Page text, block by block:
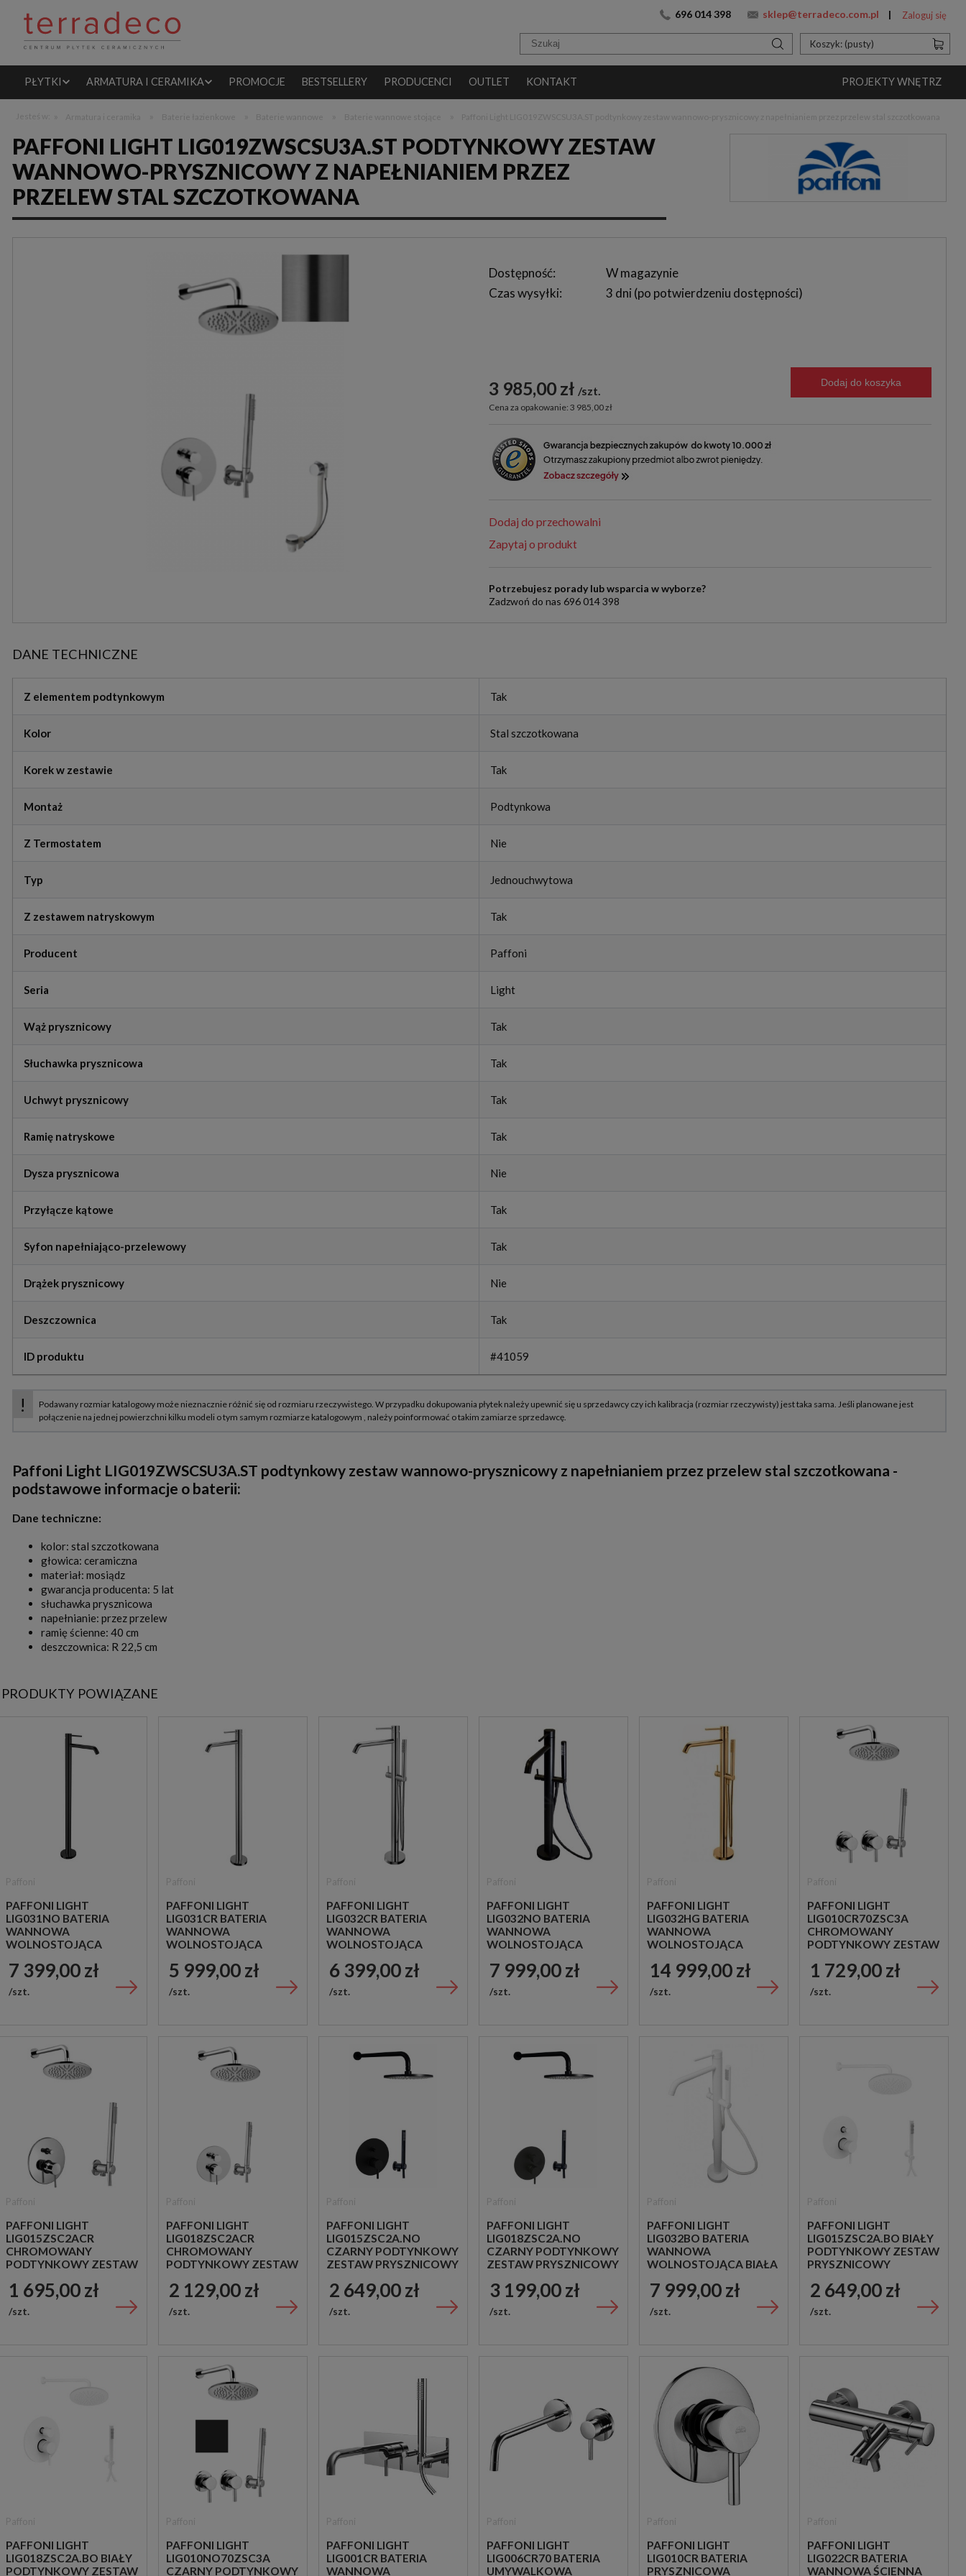
696 014 398 sklep@terradeco.com.pl Zaloguj się
Koszyk: (pusty)
PŁYTKI ARMATURA I CERAMIKA PROMOCJE BESTSELLERY PRODUCENCI OUTLET KONTAKT PROJEKTY WNĘTRZ
PAFFONI LIGHT LIG019ZWSCSU3A.ST PODTYNKOWY ZESTAW
WANNOWO-PRYSZNICOWY Z NAPEŁNIANIEM PRZEZ
PRZELEW STAL SZCZOTKOWANA
Dostępność:
W magazynie
Czas wysyłki:
3 dni
3 985,00 zł szt.
Cena za opakowanie: 3 985,00 zł
Dodaj do koszyka
Dodaj do przechowalni
Zapytaj o produkt
Potrzebujesz porady lub wsparcia w wyborze?
Zadzwoń do nas 696 014 398
DANE TECHNICZNE
Z elementem podtynkowym Tak
Kolor Stal szczotkowana
Korek w zestawie Tak
Montaż Podtynkowa
Z Termostatem Nie
Typ Jednouchwytowa
Z zestawem natryskowym Tak
Producent Paffoni
Seria Light
Wąż prysznicowy Tak
Słuchawka prysznicowa Tak
Uchwyt prysznicowy Tak
Ramię natryskowe Tak
Dysza prysznicowa Nie
Przyłącze kątowe Tak
Syfon napełniająco-przelewowy Tak
Drążek prysznicowy Nie
Deszczownica Tak
ID produktu #41059
Paffoni Light LIG019ZWSCSU3A.ST podtynkowy zestaw wannowo-prysznicowy z napełnianiem przez przelew stal szczotkowana -
podstawowe informacje o baterii:
Dane techniczne:
kolor: stal szczotkowana
głowica: ceramiczna
materiał: mosiądz
gwarancja producenta: 5 lat
słuchawka prysznicowa
napełnianie: przez przelew
ramię ścienne: 40 cm
deszczownica: R 22,5 cm
PRODUKTY POWIĄZANE
PAFFONI LIGHT
LIG031NO BATERIA
WANNOWA
WOLNOSTOJĄCA
7 399,00 zł
szt.
PAFFONI LIGHT
LIG031CR BATERIA
WANNOWA
WOLNOSTOJĄCA
5 999,00 zł
szt.
PAFFONI LIGHT
LIG032CR BATERIA
WANNOWA
WOLNOSTOJĄCA
6 399,00 zł
szt.
PAFFONI LIGHT
LIG032NO BATERIA
WANNOWA
WOLNOSTOJĄCA
7 999,00 zł
szt.
PAFFONI LIGHT
LIG032HG BATERIA
WANNOWA
WOLNOSTOJĄCA
14 999,00 zł
szt.
PAFFONI LIGHT
LIG010CR70ZSC3A
CHROMOWANY
PODTYNKOWY ZESTAW
1 729,00 zł
szt.
PAFFONI LIGHT
LIG015ZSC2ACR
CHROMOWANY
PODTYNKOWY ZESTAW
1 695,00 zł
szt.
PAFFONI LIGHT
LIG018ZSC2ACR
CHROMOWANY
PODTYNKOWY ZESTAW
2 129,00 zł
szt.
PAFFONI LIGHT
LIG015ZSC2A.NO
CZARNY PODTYNKOWY
ZESTAW PRYSZNICOWY
2 649,00 zł
szt.
PAFFONI LIGHT
LIG018ZSC2A.NO
CZARNY PODTYNKOWY
ZESTAW PRYSZNICOWY
3 199,00 zł
szt.
PAFFONI LIGHT
LIG032BO BATERIA
WANNOWA
WOLNOSTOJĄCA BIAŁA
7 999,00 zł
szt.
PAFFONI LIGHT
LIG015ZSC2A.BO BIAŁY
PODTYNKOWY ZESTAW
PRYSZNICOWY
2 649,00 zł
szt.
PAFFONI LIGHT
LIG018ZSC2A.BO BIAŁY
PODTYNKOWY ZESTAW
PAFFONI LIGHT
LIG010NO70ZSC3A
CZARNY PODTYNKOWY
PAFFONI LIGHT
LIG001CR BATERIA
WANNOWA
PAFFONI LIGHT
LIG006CR70 BATERIA
UMYWALKOWA
PAFFONI LIGHT
LIG010CR BATERIA
PRYSZNICOWA
PAFFONI LIGHT
LIG022CR BATERIA
WANNOWA ŚCIENNA